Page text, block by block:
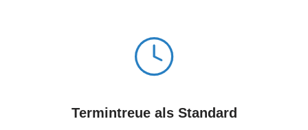
Termintreue als Standard